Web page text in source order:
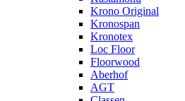
Krono Original
Kronospan
Kronotex
Loc Floor
Floorwood
Aberhof
AGT